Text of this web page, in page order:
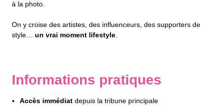
à la photo.
On y croise des artistes, des influenceurs, des supporters de
style… un vrai moment lifestyle
Informations pratiques
Accès immédiat depuis la tribune principale